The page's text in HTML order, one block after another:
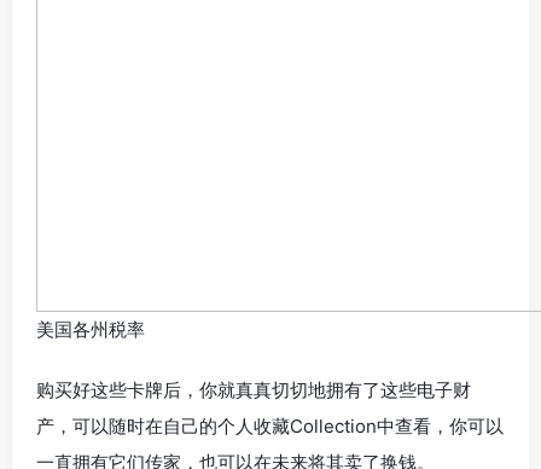
美国各州税率
购买好这些卡牌后，你就真真切切地拥有了这些电子财
产，可以随时在自己的个人收藏Collection中查看，你可以
一直拥有它们传家，也可以在未来将其卖了换钱。